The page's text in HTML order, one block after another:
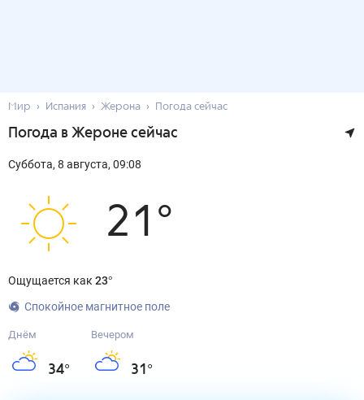
Мир Испания Жерона Погода сейчас
Погода в Жероне сейчас
Суббота, 8 августа, 09:08
21 °
Ощущается как 23°
Спокойное магнитное поле
Днём
34°
Вечером
31 °